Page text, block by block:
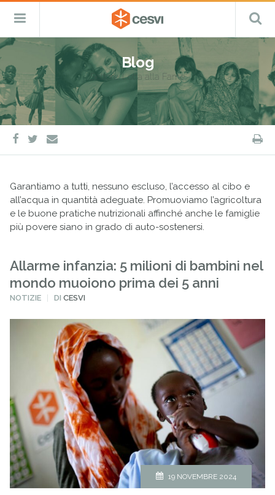
Salta
al
contenuto
CESVI
Fondazione
–
ETS
Cooperazione,
Emergenza
e
Sviluppo
Menu
Blog
Settore:Lotta alla Fame
facebook
twitter
e-
mail
Garantiamo a tutti, nessuno escluso, l’accesso al cibo e
all’acqua in quantità adeguate. Promuoviamo l’agricoltura
e le buone pratiche nutrizionali affinché anche le famiglie
più povere siano in grado di auto-sostenersi.
Allarme infanzia: 5 milioni di bambini nel
mondo muoiono prima dei 5 anni
PUBBLICATO
NOTIZIE DICESVI
19 NOVEMBRE 2024